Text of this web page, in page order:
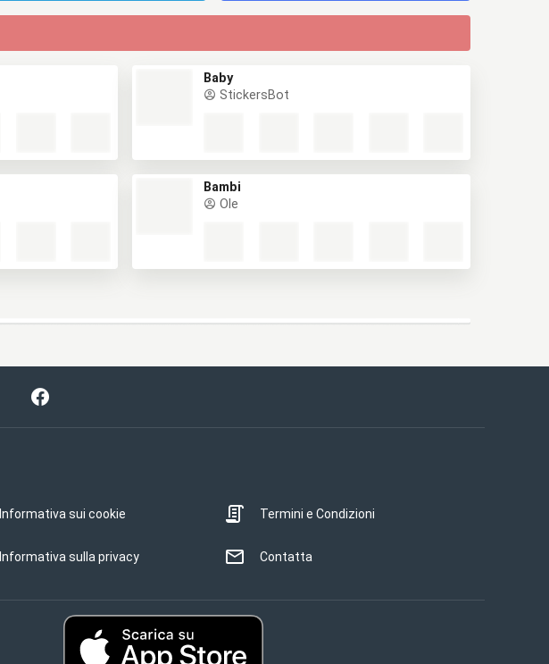
Baby
StickersBot
Bambi
Ole
Informativa sui cookie
Informativa sulla privacy
Termini e Condizioni
Contatta